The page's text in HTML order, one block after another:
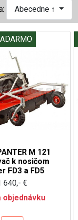
Abecedne ↑
M 121
k nosičom
FD3 a FD5
640,- €
objednávku